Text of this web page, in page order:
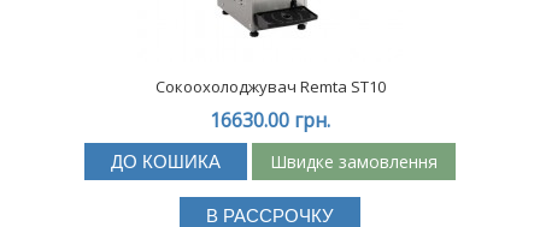
Сокоохолоджувач Remta ST10
16630.00 грн.
ДО КОШИКА Швидке замовлення
В РАССРОЧКУ